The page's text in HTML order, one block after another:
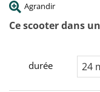
Agrandir
Ce scooter dans
durée